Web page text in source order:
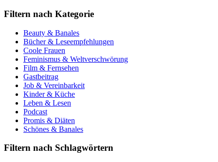
Filtern nach Kategorie
Beauty & Banales
Bücher & Leseempfehlungen
Coole Frauen
Feminismus & Weltverschwörung
Film & Fernsehen
Gastbeitrag
Job & Vereinbarkeit
Kinder & Küche
Leben & Lesen
Podcast
Promis & Diäten
Schönes & Banales
Filtern nach Schlagwörtern